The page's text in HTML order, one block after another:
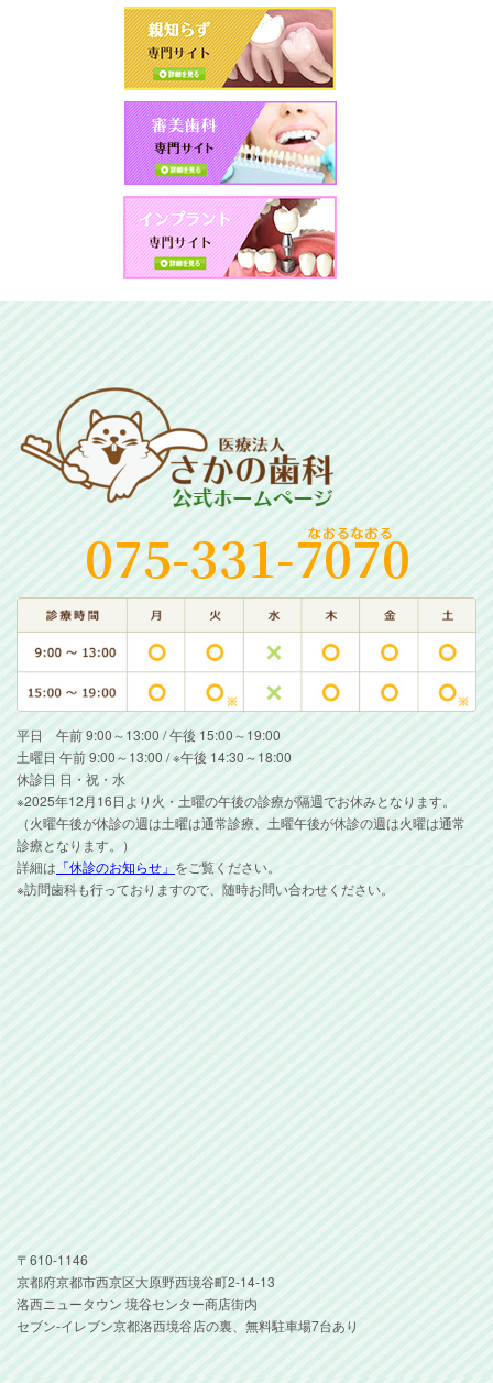
平日 午前 9:00～13:00 / 午後 15:00～19:00
土曜日 午前 9:00～13:00 / ※午後 14:30～18:00
休診日 日・祝・水
※2025年12月16日より火・土曜の午後の診療が隔週でお休みとなります。
（火曜午後が休診の週は土曜は通常診療、土曜午後が休診の週は火曜は通常
診療となります。）
詳細は 「休診のお知らせ」 をご覧ください。
※訪問歯科も行っておりますので、随時お問い合わせください。
〒610-1146
京都府京都市西京区大原野西境谷町2-14-13
洛西ニュータウン 境谷センター商店街内
セブン-イレブン京都洛西境谷店の裏、無料駐車場7台あり